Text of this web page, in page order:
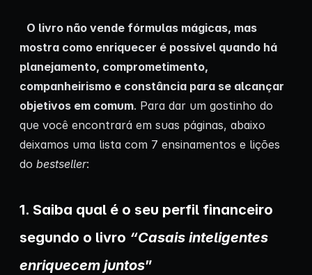
O livro não vende fórmulas mágicas, mas
mostra como enriquecer é possível quando há
planejamento, comprometimento,
companheirismo e constância para se alcançar
objetivos em comum. Para dar um gostinho do
que você encontrará em suas páginas, abaixo
deixamos uma lista com 7 ensinamentos e lições
do bestseller:
1. Saiba qual é o seu perfil financeiro
segundo o livro “Casais inteligentes
enriquecem juntos”